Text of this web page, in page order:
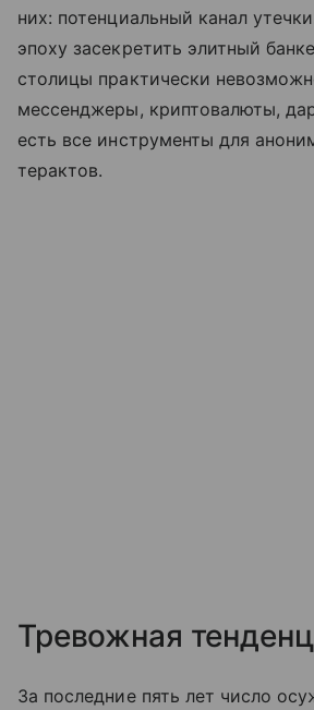
них: потенциальный канал
эпоху засекретить элитный
столицы практически
мессенджеры, криптовалюты,
есть все инструменты для
терактов.
Тревожная
За последние пять лет число